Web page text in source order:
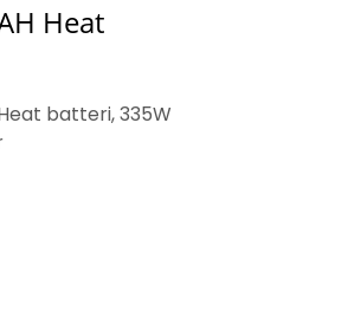
Heat
batteri, 335W